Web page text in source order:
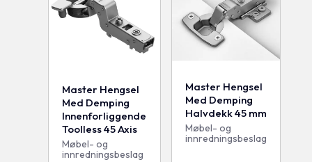
Master Hengsel
Med Demping
Innenforliggende
Toolless 45 Axis
Møbel- og
innredningsbeslag
Master Hengsel
Med Demping
Halvdekk 45 mm
Møbel- og
innredningsbeslag